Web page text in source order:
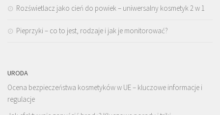
Rozświetlacz jako cień do powiek – uniwersalny kosmetyk 2 w 1
Pieprzyki – co to jest, rodzaje i jak je monitorować?
URODA
Ocena bezpieczeństwa kosmetyków w UE – kluczowe informacje i
regulacje